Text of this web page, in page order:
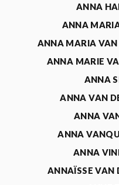
ANNA
ANNA
ANNA MARIA VAN
ANNA MARIE
ANNA
ANNA VAN
ANNA
ANNA
ANNA
ANNAÏSSE VAN